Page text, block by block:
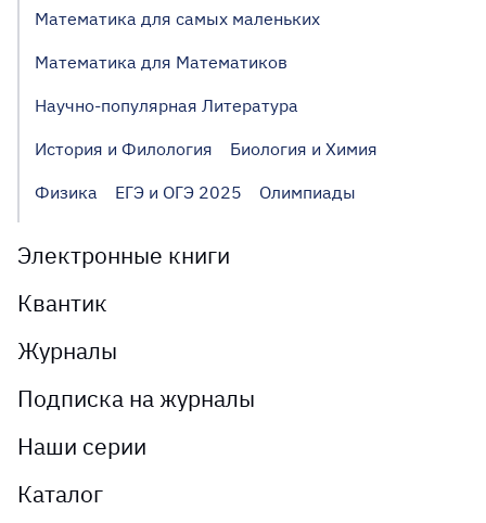
Математика для самых маленьких
Математика для Математиков
Научно-популярная Литература
История и Филология
Биология и Химия
Физика
ЕГЭ и ОГЭ 2025 Олимпиады
Электронные книги
Квантик
Журналы
Подписка на журналы
Наши серии
Каталог